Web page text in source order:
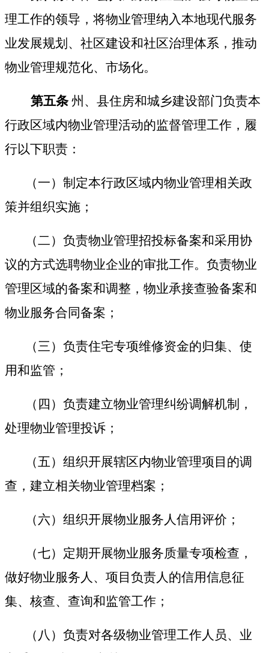
理工作的领导，将物业管理纳入本地现代服务
业发展规划、社区建设和社区治理体系，推动
物业管理规范化、市场化。
第五条 州、县住房和城乡建设部门负责本
行政区域内物业管理活动的监督管理工作，履
行以下职责：
（一）制定本行政区域内物业管理相关政
策并组织实施；
（二）负责物业管理招投标备案和采用协
议的方式选聘物业企业的审批工作。负责物业
管理区域的备案和调整，物业承接查验备案和
物业服务合同备案；
（三）负责住宅专项维修资金的归集、使
用和监管；
（四）负责建立物业管理纠纷调解机制，
处理物业管理投诉；
（五）组织开展辖区内物业管理项目的调
查，建立相关物业管理档案；
（六）组织开展物业服务人信用评价；
（七）定期开展物业服务质量专项检查，
做好物业服务人、项目负责人的信用信息征
集、核查、查询和监管工作；
（八）负责对各级物业管理工作人员、业